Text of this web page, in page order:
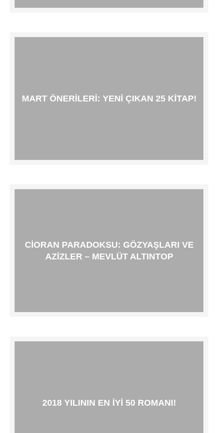
MART ÖNERILERI: YENI ÇIKAN 25 KITAP!
CIORAN PARADOKSU: GÖZYAŞLARI VE
AZIZLER – MEVLÜT ALTINTOP
2018 YILININ EN IYI 50 ROMANI!